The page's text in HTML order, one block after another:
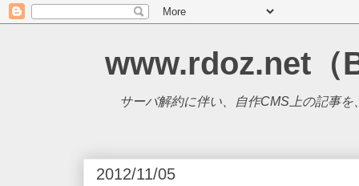
www.rdoz.net（
サーバ解約に伴い、自作CMS上の記事を
2012/11/05